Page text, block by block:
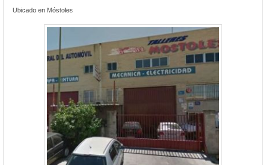
Ubicado en Móstoles